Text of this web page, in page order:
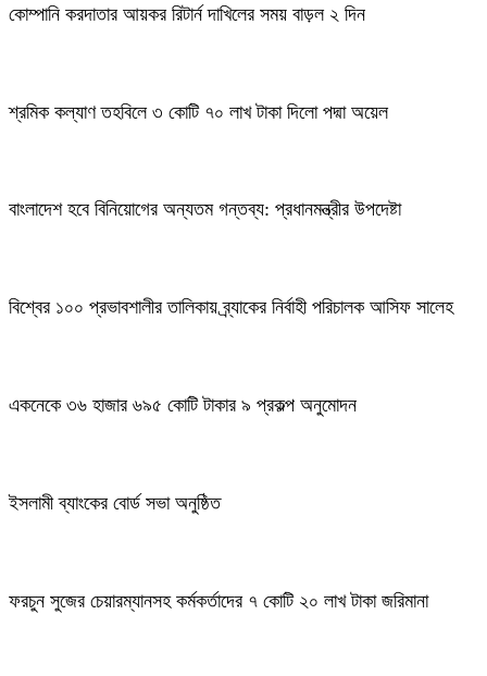
কোম্পানি করদাতার আয়কর রিটার্ন দাখিলের সময় বাড়ল ২ দিন
শ্রমিক কল্যাণ তহবিলে ৩ কোটি ৭০ লাখ টাকা দিলো পদ্মা অয়েল
বাংলাদেশ হবে বিনিয়োগের অন্যতম গন্তব্য: প্রধানমন্ত্রীর উপদেষ্টা
বিশ্বের ১০০ প্রভাবশালীর তালিকায় ব্র্যাকের নির্বাহী পরিচালক আসিফ সালেহ
একনেকে ৩৬ হাজার ৬৯৫ কোটি টাকার ৯ প্রকল্প অনুমোদন
ইসলামী ব্যাংকের বোর্ড সভা অনুষ্ঠিত
ফরচুন সুজের চেয়ারম্যানসহ কর্মকর্তাদের ৭ কোটি ২০ লাখ টাকা জরিমানা